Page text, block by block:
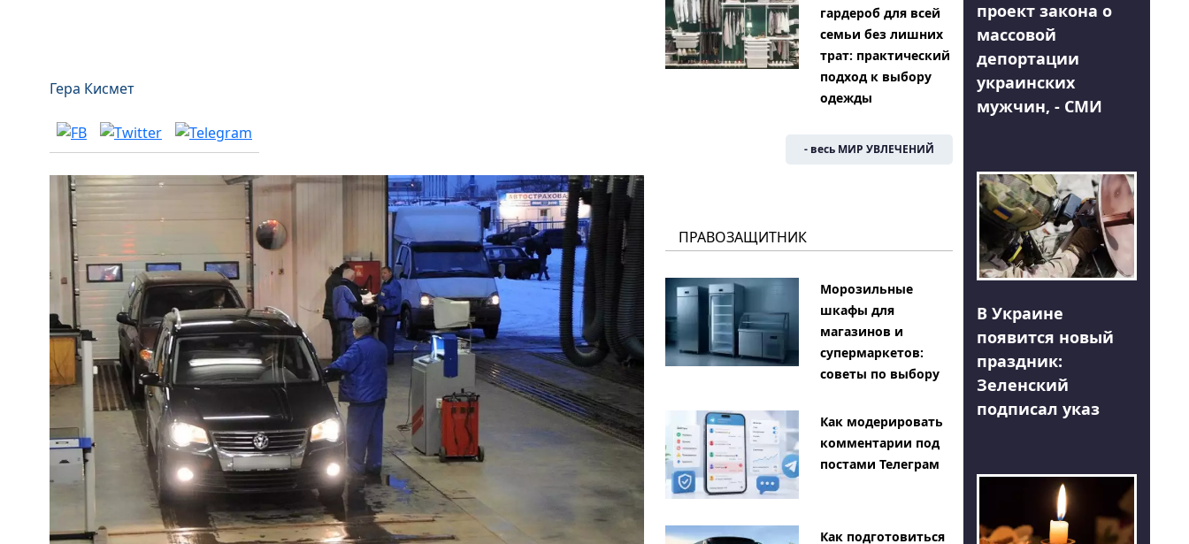
Гера Кисмет
гардероб для всей
семьи без лишних
трат: практический
подход к выбору
одежды
- весь МИР УВЛЕЧЕНИЙ
ПРАВОЗАЩИТНИК
Морозильные
шкафы для
магазинов и
супермаркетов:
советы по выбору
Как модерировать
комментарии под
постами Телеграм
Как подготовиться
проект закона о
массовой
депортации
украинских
мужчин, - СМИ
В Украине
появится новый
праздник:
Зеленский
подписал указ